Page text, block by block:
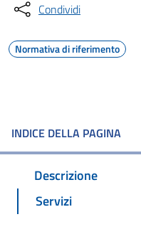
Condividi
Normativa di riferimento
INDICE DELLA PAGINA
Descrizione
Servizi